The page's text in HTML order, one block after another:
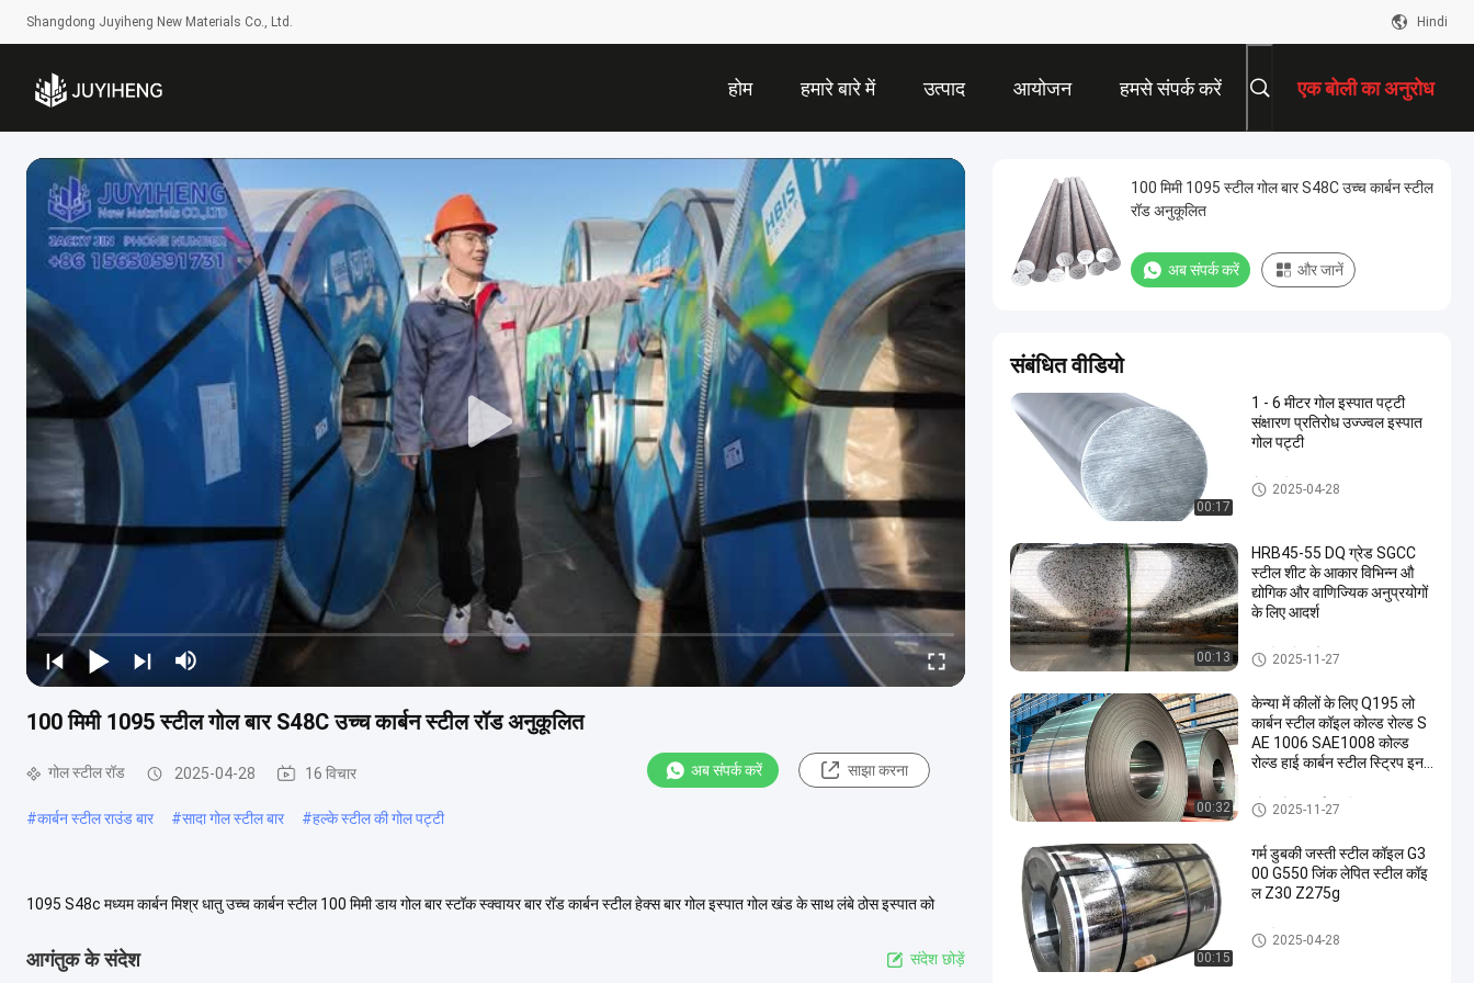
Shangdong Juyiheng New Materials Co., Ltd. Hindi
होम हमारे बारे में उत्पाद आयोजन हमसे संपर्क करें एक बोली का अनुरोध
100 मिमी 1095 स्टील गोल बार S48C उच्च कार्बन स्टील रॉड अनुकूलित
गोल स्टील रॉड 2025-04-28 16 विचार अब संपर्क करें साझा करना
#कार्बन स्टील राउंड बार #सादा गोल स्टील बार #हल्के स्टील की गोल पट्टी
1095 S48c मध्यम कार्बन मिश्र धातु उच्च कार्बन स्टील 100 मिमी डाय गोल बार स्टॉक स्क्वायर बार रॉड कार्बन स्टील हेक्स बार गोल इस्पात गोल खंड के साथ लंबे ठोस इस्पात को
आगंतुक के संदेश संदेश छोड़ें
100 मिमी 1095 स्टील गोल बार S48C उच्च कार्बन स्टील
रॉड अनुकूलित
अब संपर्क करें और जानें
संबंधित वीडियो
00:17
1 - 6 मीटर गोल इस्पात पट्टी
संक्षारण प्रतिरोध उज्ज्वल इस्पात
गोल पट्टी
गोल स्टील रॉड
2025-04-28
00:13
HRB45-55 DQ ग्रेड SGCC
स्टील शीट के आकार विभिन्न औ
द्योगिक और वाणिज्यिक अनुप्रयोगों
के लिए आदर्श
जस्ती स्टील प्लेट
2025-11-27
00:32
केन्या में कीलों के लिए Q195 लो
कार्बन स्टील कॉइल कोल्ड रोल्ड S
AE 1006 SAE1008 कोल्ड
रोल्ड हाई कार्बन स्टील स्ट्रिप इन
कोल्ड रोल्ड कार्बन स्टील का तार
2025-11-27
00:15
गर्म डुबकी जस्ती स्टील कॉइल G3
00 G550 जिंक लेपित स्टील कॉइ
ल Z30 Z275g
जस्ती इस्पात का तार
2025-04-28